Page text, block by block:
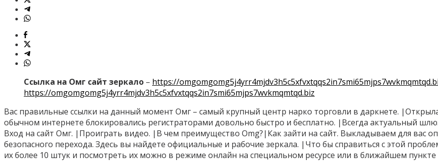
Ссылка на Омг сайт зеркало – https://
https://omgomgomg5j4yrr4mjdv3h5c5xfvxtqqs2in7smi65mjps7wvkmqmtqd.biz
Вас правильные ссылки на данный момент Омг – самый крупный центр нарко торговли в даркнете.
обычном интернете блокировались регистраторами довольно быстро и бесплатно. |Всегда актуальный
Вход на сайт Омг. |Проиграть видео. |В чем преимущество Omg?|Как зайти на сайт. Выкладываем для вас
безопасного перехода. Здесь вы найдете официальные и рабочие зеркала. |Что бы справиться с этой
их более 10 штук и посмотреть их можно в режиме онлайн на специальном ресурсе или в ближайшем пункте